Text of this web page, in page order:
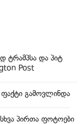
ტრამპსა და პიტ
Post
გამოვლინდა
პირთა ფოტოები